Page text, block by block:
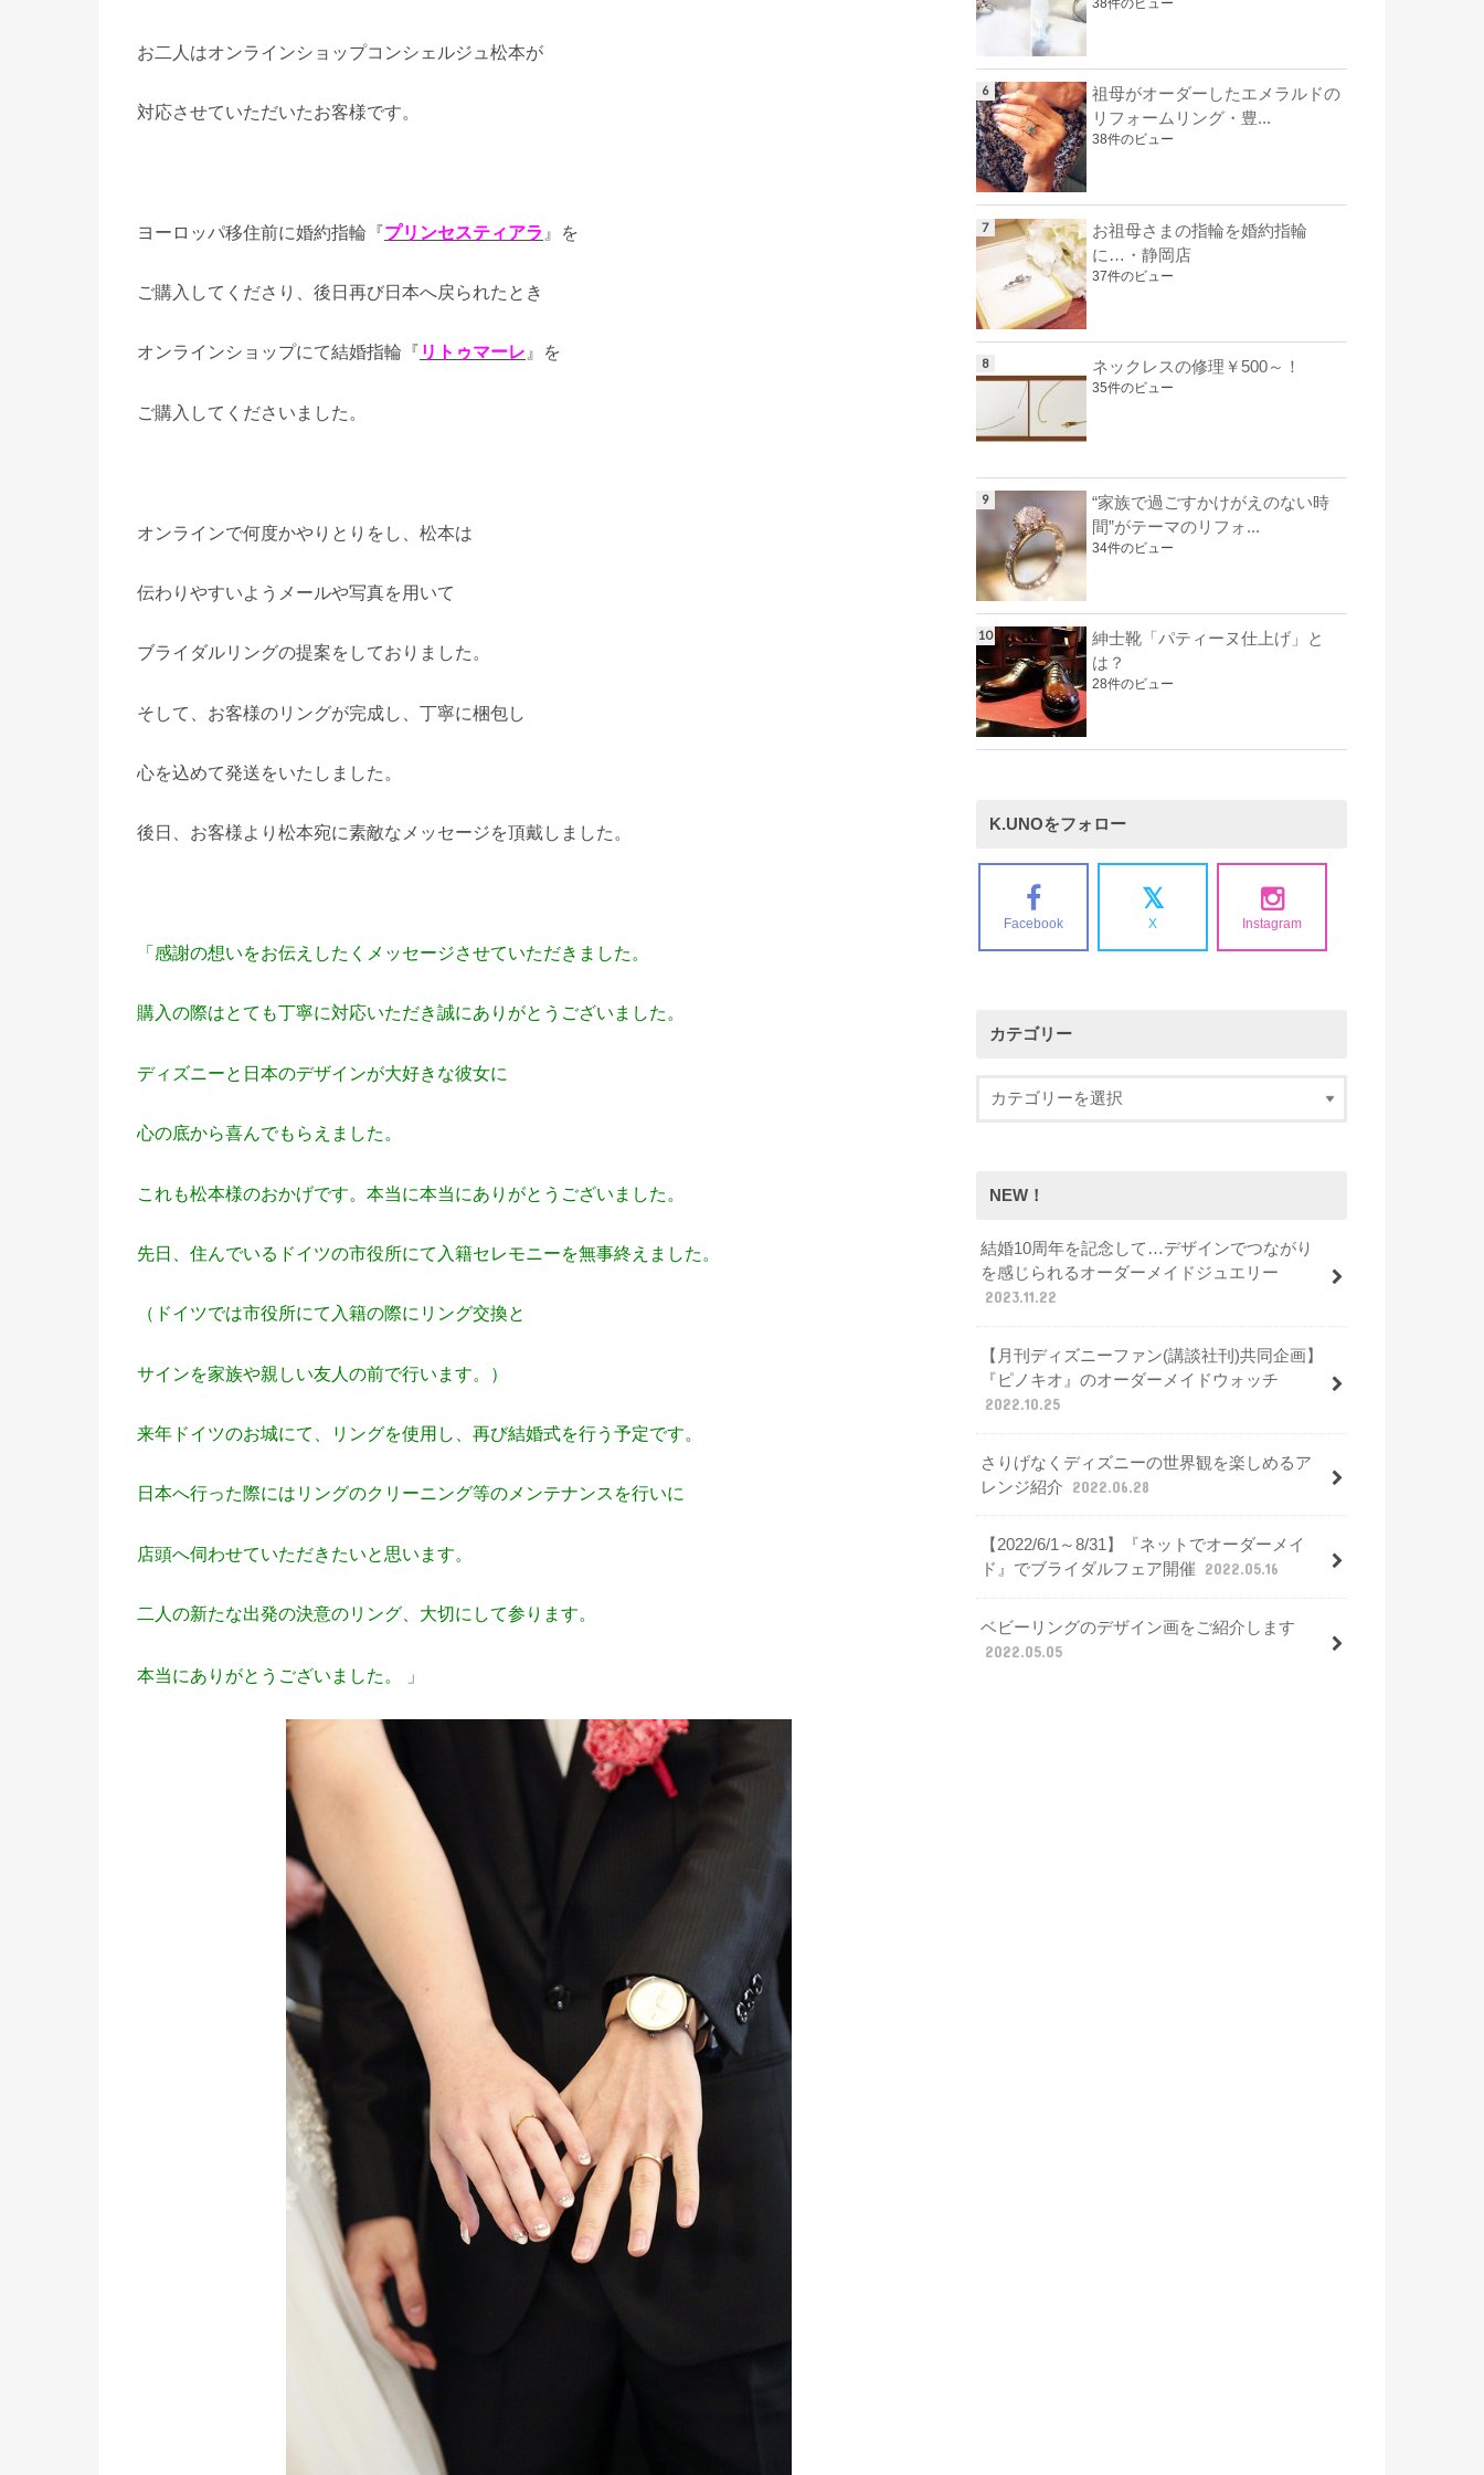
お二人はオンラインショップコンシェルジュ松本が
対応させていただいたお客様です。
ヨーロッパ移住前に婚約指輪『プリンセスティアラ 』を
ご購入してくださり、後日再び日本へ戻られたとき
オンラインショップにて結婚指輪『 リトゥマーレ 』を
ご購入してくださいました。
オンラインで何度かやりとりをし、松本は
伝わりやすいようメールや写真を用いて
ブライダルリングの提案をしておりました。
そして、お客様のリングが完成し、丁寧に梱包し
心を込めて発送をいたしました。
後日、お客様より松本宛に素敵なメッセージを頂戴しました。
「感謝の想いをお伝えしたくメッセージさせていただきました。
購入の際はとても丁寧に対応いただき誠にありがとうございました。
ディズニーと日本のデザインが大好きな彼女に
心の底から喜んでもらえました。
これも松本様のおかげです。本当に本当にありがとうございました。
先日、住んでいるドイツの市役所にて入籍セレモニーを無事終えました。
（ドイツでは市役所にて入籍の際にリング交換と
サインを家族や親しい友人の前で行います。）
来年ドイツのお城にて、リングを使用し、再び結婚式を行う予定です。
日本へ行った際にはリングのクリーニング等のメンテナンスを行いに
店頭へ伺わせていただきたいと思います。
二人の新たな出発の決意のリング、大切にして参ります。
本当にありがとうございました。 」
38件のビュー
祖母がオーダーしたエメラルドの
リフォームリング・豊...
38件のビュー
お祖母さまの指輪を婚約指輪
に…・静岡店
37件のビュー
ネックレスの修理￥500～！
35件のビュー
“家族で過ごすかけがえのない時
間”がテーマのリフォ...
34件のビュー
紳士靴「パティーヌ仕上げ」と
は？
28件のビュー
K.UNOをフォロー
Facebook X Instagram
カテゴリー
NEW！
結婚10周年を記念して…デザインでつながり
を感じられるオーダーメイドジュエリー
2023.11.22
【月刊ディズニーファン(講談社刊)共同企画】
『ピノキオ』のオーダーメイドウォッチ
2022.10.25
さりげなくディズニーの世界観を楽しめるア
レンジ紹介
2022.06.28
【2022/6/1～8/31】『ネットでオーダーメイ
ド』でブライダルフェア開催
2022.05.16
ベビーリングのデザイン画をご紹介します
2022.05.05